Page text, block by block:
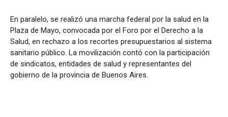
En paralelo, se realizó una marcha federal por la salud en la
Plaza de Mayo, convocada por el Foro por el Derecho a la
Salud, en rechazo a los recortes presupuestarios al sistema
sanitario público. La movilización contó con la participación
de sindicatos, entidades de salud y representantes del
gobierno de la provincia de Buenos Aires.